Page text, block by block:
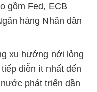
gồm Fed, ECB
hàng Nhân dân
xu hướng nới lỏng
diễn ít nhất đến
phát triển dần